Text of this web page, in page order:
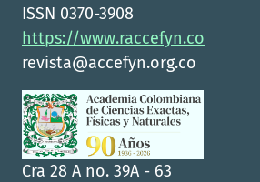
ISSN 0370-3908
https://www.raccefyn.co
revista@accefyn.org.co
Cra 28 A no. 39A - 63